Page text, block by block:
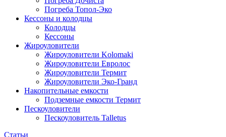
Погреба Топол-Эко
Кессоны и колодцы
Колодцы
Кессоны
Жироуловители
Жироуловители Kolomaki
Жироуловители Евролос
Жироуловители Термит
Жироуловители Эко-Гранд
Накопительные емкости
Подземные емкости Термит
Пескоуловители
Пескоуловитель Talletus
Статьи